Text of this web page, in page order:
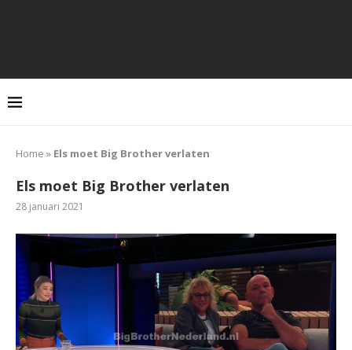
Home » Els moet Big Brother verlaten
Els moet Big Brother verlaten
28 januari 2021